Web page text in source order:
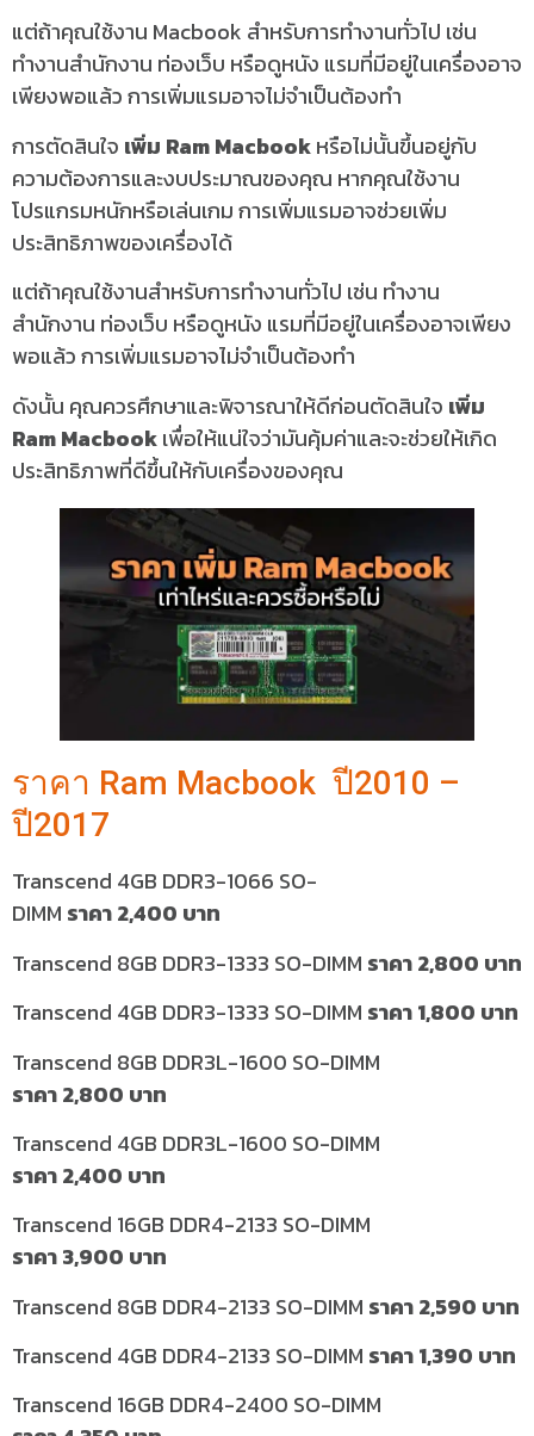
แต่ถ้าคุณใช้งาน Macbook สำหรับการทำงานทั่วไป เช่น
ทำงานสำนักงาน ท่องเว็บ หรือดูหนัง แรมที่มีอยู่ในเครื่องอาจ
เพียงพอแล้ว การเพิ่มแรมอาจไม่จำเป็นต้องทำ
การตัดสินใจ เพิ่ม Ram Macbookหรือไม่นั้นขึ้นอยู่กับ
ความต้องการและงบประมาณของคุณ หากคุณใช้งาน
โปรแกรมหนักหรือเล่นเกม การเพิ่มแรมอาจช่วยเพิ่ม
ประสิทธิภาพของเครื่องได้
แต่ถ้าคุณใช้งานสำหรับการทำงานทั่วไป เช่น ทำงาน
สำนักงาน ท่องเว็บ หรือดูหนัง แรมที่มีอยู่ในเครื่องอาจเพียง
พอแล้ว การเพิ่มแรมอาจไม่จำเป็นต้องทำ
ดังนั้น คุณควรศึกษาและพิจารณาให้ดีก่อนตัดสินใจ เพิ่ม
Ram Macbookเพื่อให้แน่ใจว่ามันคุ้มค่าและจะช่วยให้เกิด
ประสิทธิภาพที่ดีขึ้นให้กับเครื่องของคุณ
ราคา Ram Macbook ปี2010 –
ปี2017
Transcend 4GB DDR3-1066 SO-
DIMM ราคา2,400 บาท
Transcend 8GB DDR3-1333 SO-DIMM ราคา2,800 บาท
Transcend 4GB DDR3-1333 SO-DIMM ราคา1,800 บาท
Transcend 8GB DDR3L-1600 SO-DIMM
ราคา2,800 บาท
Transcend 4GB DDR3L-1600 SO-DIMM
ราคา2,400 บาท
Transcend 16GB DDR4-2133 SO-DIMM
ราคา3,900 บาท
Transcend 8GB DDR4-2133 SO-DIMM ราคา2,590 บาท
Transcend 4GB DDR4-2133 SO-DIMM ราคา1,390 บาท
Transcend 16GB DDR4-2400 SO-DIMM